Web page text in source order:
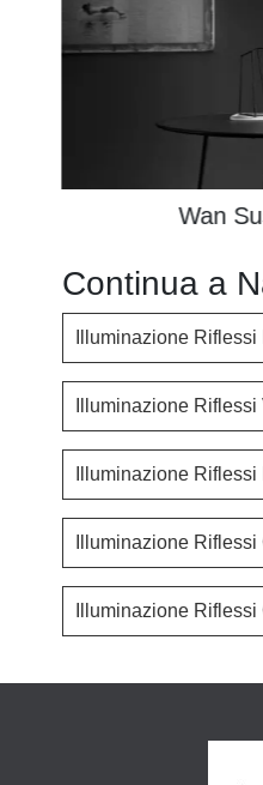
Wan
Continua a
Illuminazione
Illuminazione
Illuminazione
Illuminazione
Illuminazione